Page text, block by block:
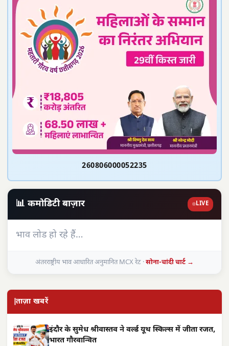
260806000052235
📊 कमोडिटी बाज़ार LIVE
भाव लोड हो रहे हैं…
अंतरराष्ट्रीय भाव आधारित अनुमानित MCX रेट ·सोना-चांदी चार्ट →
ताज़ा खबरें
इंदौर के सुमेध श्रीवास्तव ने वर्ल्ड यूथ स्किल्स में जीता रजत,
भारत गौरवान्वित